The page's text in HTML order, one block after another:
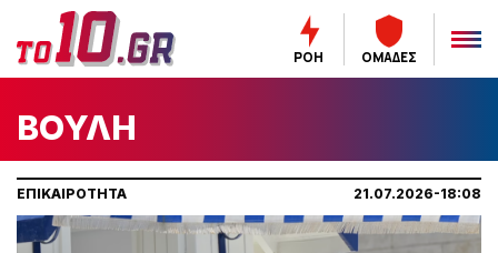
ΡΟΗ ΟΜΑΔΕΣ
ΒΟΥΛΗ
ΕΠΙΚΑΙΡΟΤΗΤΑ 21.07.2026-18:08